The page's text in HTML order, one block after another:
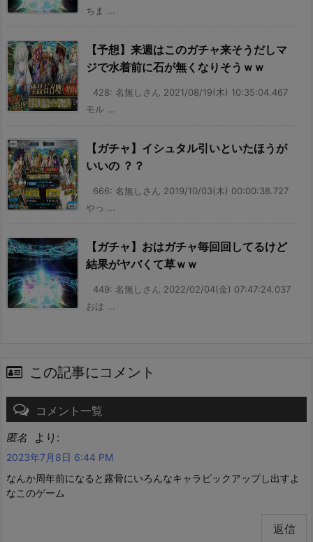
ちま ...
【予想】来週はこのガチャ来そうだしマ
ジで水着前に石が無くなりそうｗｗ
428: 名無しさん 2021/08/19(木) 10:35:04.467
モル ...
【ガチャ】イシュタル引いといたほうが
いいの ？？
666: 名無しさん 2019/10/03(木) 00:00:38.727
やっ ...
【ガチャ】おはガチャ毎回回してるけど
結果がヤバくて草ｗｗ
449: 名無しさん 2022/02/04(金) 07:47:24.037
おは ...
この記事にコメント
コメント一覧
匿名 より:
2023年7月8日 6:44 PM
なんか周年前になると露骨にいろんなキャラピックアップし出すよ
なこのゲーム
返信